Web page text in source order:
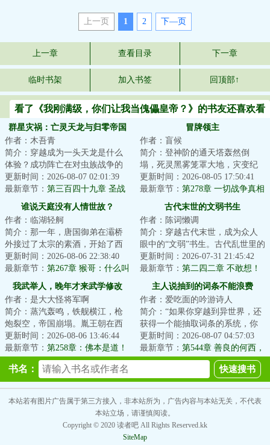
上一页 1 2 下—页
上一章 查看目录 下一章
临时书架 加入书签 回顶部↑
看了《我刚满级，你们让我当傀儡皇帝？》的书友还喜欢看
群星灾祸：亡灵天龙与归零帝国
作者：木吾青
简介：穿越成为一头天龙是什么
体验？成功阵亡在对虫族战争的
林子墨表示墓前情况良好。然而
宇宙跟他开了一...
更新时间：2026-08-07 02:01:39
最新章节： 第三百四十九章 圣战
肇始
冒牌领主
作者：盲候
简介：登神阶的通天塔轰然倒
塌，死灵黑雾笼罩大地，灾变纪
元降临。文明的薪火在高墙城池
中重燃，人们猎杀...
更新时间：2026-08-05 17:50:41
最新章节： 第278章 一切战争真相
谁说天庭没有人情世故？
作者：临湖轻舸
简介：那一年，唐国御弟在灞桥
外接过了太宗的素酒，开始了西
行求法之路。那一年，天庭大长
公主思凡下界，...
更新时间：2026-08-06 22:38:40
最新章节： 第267章 猴哥：什么叫
你要把孩子生下来？
古代末世的文弱书生
作者：陈词懒调
简介：穿越古代末世，成为众人
眼中的“文弱”书生。古代乱世里的
逃生、打怪、基建文。...
更新时间：2026-07-31 21:45:42
最新章节： 第二四二章 不敢想！
我武举人，晚年才来武学修改
器！
作者：是大大怪将军啊
简介：蒸汽轰鸣，铁舰横江，枪
炮裂空，帝国崩塌。胤王朝在西
洋巨舰与不可名状之力的交织下
崩解，自此龙脉...
更新时间：2026-08-06 13:46:44
最新章节： 第258章：佛本是道！
建立佛国！怜生古佛神魂？
主人说抽到的词条不能浪费
作者：爱吃面的吟游诗人
简介：“如果你穿越到异世界，还
获得一个能抽取词条的系统，你
会怎么选？”“A、破除家族诅咒，
重振昔日...
更新时间：2026-08-07 04:57:03
最新章节： 第544章 善良的何西，
贴心的考虑
书名：
本站若有图片广告属于第三方接入，非本站所为，广告内容与本站无关，不代表
本站立场，请谨慎阅读。
Copyright © 2020 读者吧 All Rights Reserved.kk
SiteMap